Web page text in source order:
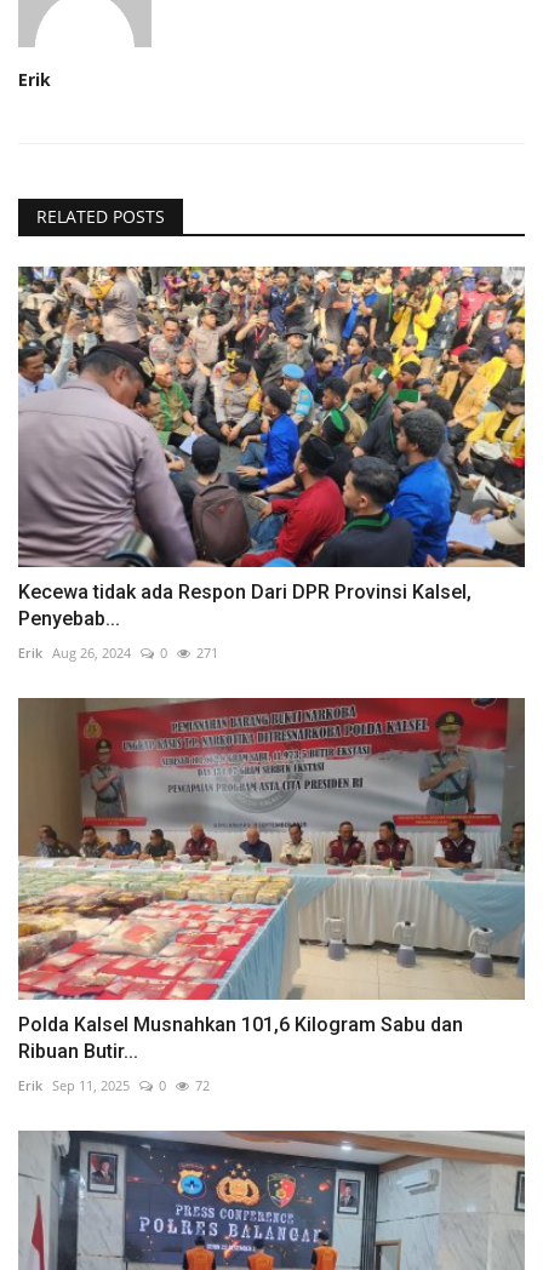
Erik
RELATED POSTS
Kecewa tidak ada Respon Dari DPR Provinsi Kalsel,
Penyebab...
Erik Aug 26, 2024 0 271
Polda Kalsel Musnahkan 101,6 Kilogram Sabu dan
Ribuan Butir...
Erik Sep 11, 2025 0 72